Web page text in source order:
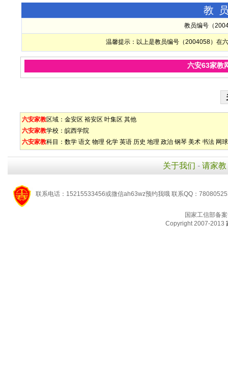
教
教员编号（
温馨提示：以上是教员编号（2004058）在
六安63家教
六安家教区域： 金安区 裕安区 叶集区 其他
六安家教学校： 皖西学院
六安家教科目： 数学 语文 物理 化学 英语 历史 地理 政治 钢琴 美术 书法 网球
关于我们 - 请家教
联系电话：15215533456或微信ah63wz预约我哦 联系QQ：
国家工信部备
Copyright 2007-2013